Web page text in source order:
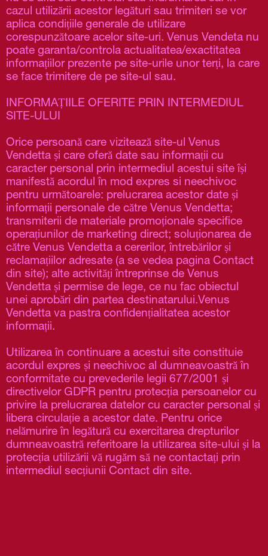
cazul utilizării acestor legături sau trimiteri se vor
aplica condițiile generale de utilizare
corespunzătoare acelor site-uri. Venus Vendeta nu
poate garanta/controla actualitatea/exactitatea
informațiilor prezente pe site-urile unor terți, la care
se face trimitere de pe site-ul sau.
INFORMAȚIILE OFERITE PRIN INTERMEDIUL
SITE-ULUI
Orice persoană care vizitează site-ul Venus
Vendetta și care oferă date sau informații cu
caracter personal prin intermediul acestui site își
manifestă acordul în mod expres si neechivoc
pentru următoarele: prelucrarea acestor date și
informații personale de către Venus Vendetta;
transmiterii de materiale promoționale specifice
operațiunilor de marketing direct; soluționarea de
către Venus Vendetta a cererilor, întrebărilor și
reclamațiilor adresate (a se vedea pagina Contact
din site); alte activități întreprinse de Venus
Vendetta și permise de lege, ce nu fac obiectul
unei aprobări din partea destinatarului.Venus
Vendetta va pastra confidențialitatea acestor
informații.
Utilizarea în continuare a acestui site constituie
acordul expres și neechivoc al dumneavoastră în
conformitate cu prevederile legii 677/2001 și
directivelor GDPR pentru protecția persoanelor cu
privire la prelucrarea datelor cu caracter personal și
libera circulație a acestor date. Pentru orice
nelămurire în legătură cu exercitarea drepturilor
dumneavoastră referitoare la utilizarea site-ului și la
protecția utilizării vă rugăm să ne contactați prin
intermediul secțiunii Contact din site.